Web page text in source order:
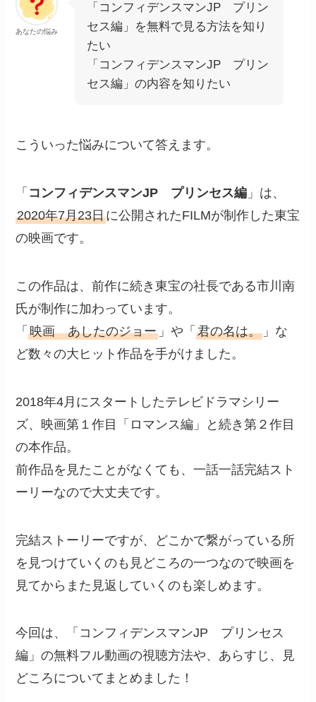
あなたの悩み
「コンフィデンスマンJP プリン
セス編」を無料で見る方法を知り
たい
「コンフィデンスマンJP プリン
セス編」の内容を知りたい
こういった悩みについて答えます。
「 コンフィデンスマンJP プリンセス編 」は、
2020年7月23日に公開されたFILMが制作した東宝
の映画です。
この作品は、前作に続き東宝の社長である市川南
氏が制作に加わっています。
「映画 あしたのジョー 」や「君の名は。 」な
ど数々の大ヒット作品を手がけました。
2018年4月にスタートしたテレビドラマシリー
ズ、映画第１作目「ロマンス編」と続き第２作目
の本作品。
前作品を見たことがなくても、一話一話完結スト
ーリーなので大丈夫です。
完結ストーリーですが、どこかで繋がっている所
を見つけていくのも見どころの一つなので映画を
見てからまた見返していくのも楽しめます。
今回は、「コンフィデンスマンJP プリンセス
編」の無料フル動画の視聴方法や、あらすじ、見
どころについてまとめました！